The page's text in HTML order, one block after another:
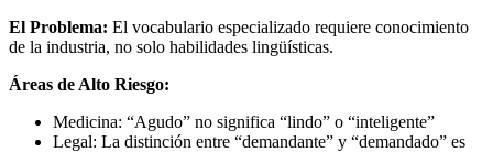
El Problema: El vocabulario especializado requiere conocimiento
de la industria, no solo habilidades lingüísticas.
Áreas de Alto Riesgo:
Medicina: “Agudo” no significa “lindo” o “inteligente”
Legal: La distinción entre “demandante” y “demandado” es